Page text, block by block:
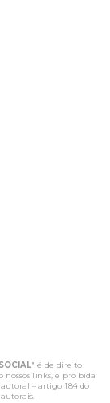
" é de direito
nossos links, é proibida
– artigo 184 do
.